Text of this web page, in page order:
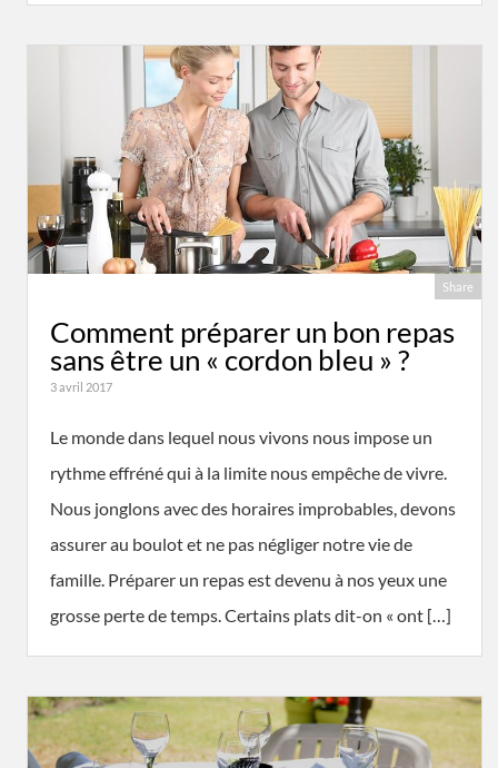
Share
Comment préparer un bon repas
sans être un « cordon bleu » ?
3 avril 2017
Le monde dans lequel nous vivons nous impose un
rythme effréné qui à la limite nous empêche de vivre.
Nous jonglons avec des horaires improbables, devons
assurer au boulot et ne pas négliger notre vie de
famille. Préparer un repas est devenu à nos yeux une
grosse perte de temps. Certains plats dit-on « ont […]